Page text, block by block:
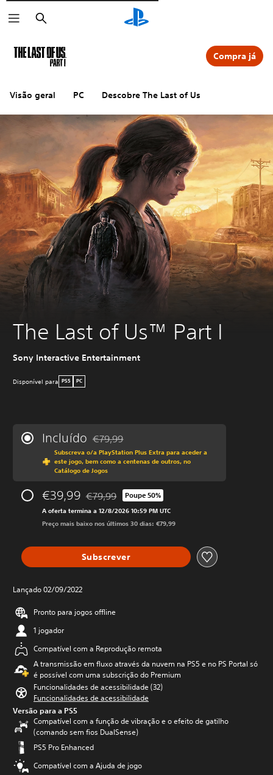
Pesquisar
Visão geral PC Descobre The Last of Us
Compra já
The Last of Us™ Part I
Sony Interactive Entertainment
Disponível para PS5 PC
Incluído Com desconto em relação ao preço original
€79,99
Subscreva o/a PlayStation Plus Extra para aceder a
este jogo, bem como a centenas de outros, no
Catálogo de Jogos
€39,99 Com desconto em relação ao preço original
€79,99 Poupe 50%
A oferta termina a 12/8/2026 10:59 PM UTC
Preço mais baixo nos últimos 30 dias: €79,99
Subscrever
Lançado 02/09/2022
Pronto para jogos offline
1 jogador
Compatível com a Reprodução remota
A transmissão em fluxo através da nuvem na PS5 e no PS Portal só
é possível com uma subscrição do Premium
Funcionalidades de acessibilidade (32)
Funcionalidades de acessibilidade
Versão para a PS5
Compatível com a função de vibração e o efeito de gatilho
(comando sem fios DualSense)
PS5 Pro Enhanced
Compatível com a Ajuda de jogo